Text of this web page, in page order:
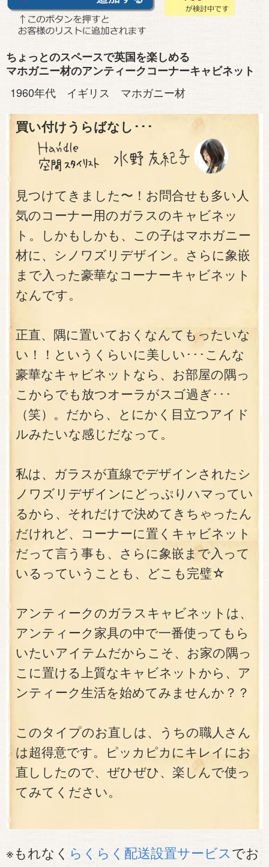
ちょっとのスペースで英国を楽しめる
マホガニー材のアンティークコーナーキャビネット
1960年代 イギリス マホガニー材
買い付けうらばなし･･･
見つけてきました〜！お問合せも多い人
気のコーナー用のガラスのキャビネッ
ト。しかもしかも、この子はマホガニー
材に、シノワズリデザイン。さらに象嵌
まで入った豪華なコーナーキャビネット
なんです。
正直、隅に置いておくなんてもったいな
い！！というくらいに美しい･･･こんな
豪華なキャビネットなら、お部屋の隅っ
こからでも放つオーラがスゴ過ぎ･･･
（笑）。だから、とにかく目立つアイド
ルみたいな感じだなって。
私は、ガラスが直線でデザインされたシ
ノワズリデザインにどっぷりハマってい
るから、それだけで決めてきちゃったん
だけれど、コーナーに置くキャビネット
だって言う事も、さらに象嵌まで入って
いるっていうことも、どこも完璧☆
アンティークのガラスキャビネットは、
アンティーク家具の中で一番使ってもら
いたいアイテムだからこそ、お家の隅っ
こに置ける上質なキャビネットから、ア
ンティーク生活を始めてみませんか？？
このタイプのお直しは、うちの職人さん
は超得意です。ピッカピカにキレイにお
直ししたので、ぜひぜひ、楽しんで使っ
てみてください。
※もれなく らくらく配送設置サービスでお